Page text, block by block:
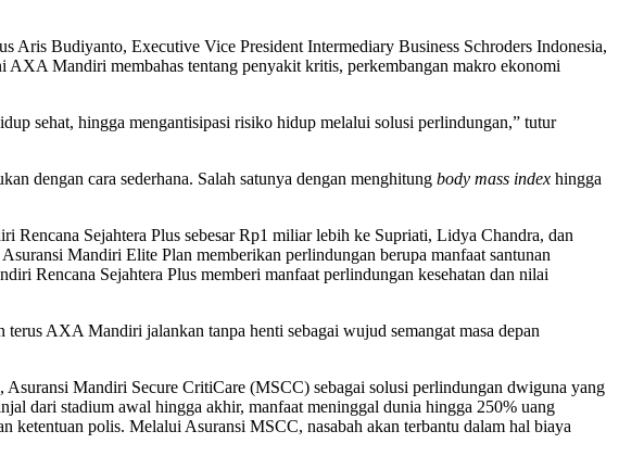
Budiyanto, Executive Vice President Intermediary Business Schroders Indonesia,
AXA Mandiri membahas tentang penyakit kritis, perkembangan makro ekonomi
sehat, hingga mengantisipasi risiko hidup melalui solusi perlindungan,” tutur
dengan cara sederhana. Salah satunya dengan menghitung body mass index hingga
Sejahtera Plus sebesar Rp1 miliar lebih ke Supriati, Lidya Chandra, dan
Mandiri Elite Plan memberikan perlindungan berupa manfaat santunan
Rencana Sejahtera Plus memberi manfaat perlindungan kesehatan dan nilai
AXA Mandiri jalankan tanpa henti sebagai wujud semangat masa depan
Mandiri Secure CritiCare (MSCC) sebagai solusi perlindungan dwiguna yang
dari stadium awal hingga akhir, manfaat meninggal dunia hingga 250% uang
ketentuan polis. Melalui Asuransi MSCC, nasabah akan terbantu dalam hal biaya